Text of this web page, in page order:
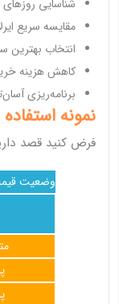
شناسایی روزهای
مقایسه سریع
انتخاب بهترین
کاهش هزینه
برنامه‌ریزی
نمونه
فرض کنید قصد دارید بین 10 تا 15 مرداد به
وضعیت